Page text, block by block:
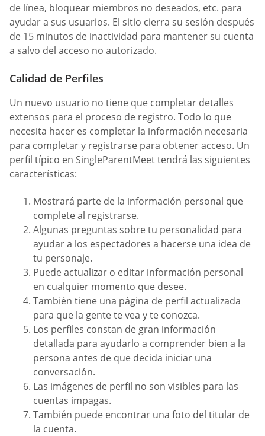
de línea, bloquear miembros no deseados, etc. para
ayudar a sus usuarios. El sitio cierra su sesión después
de 15 minutos de inactividad para mantener su cuenta
a salvo del acceso no autorizado.
Calidad de Perfiles
Un nuevo usuario no tiene que completar detalles
extensos para el proceso de registro. Todo lo que
necesita hacer es completar la información necesaria
para completar y registrarse para obtener acceso. Un
perfil típico en SingleParentMeet tendrá las siguientes
características:
Mostrará parte de la información personal que
complete al registrarse.
Algunas preguntas sobre tu personalidad para
ayudar a los espectadores a hacerse una idea de
tu personaje.
Puede actualizar o editar información personal
en cualquier momento que desee.
También tiene una página de perfil actualizada
para que la gente te vea y te conozca.
Los perfiles constan de gran información
detallada para ayudarlo a comprender bien a la
persona antes de que decida iniciar una
conversación.
Las imágenes de perfil no son visibles para las
cuentas impagas.
También puede encontrar una foto del titular de
la cuenta.